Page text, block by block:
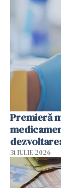
Premieră
31 IULIE 2026